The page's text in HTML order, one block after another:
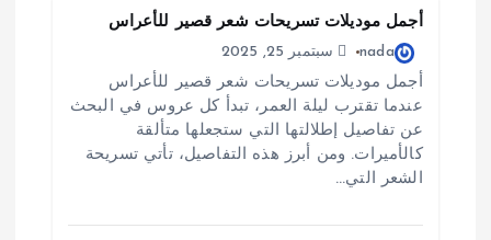
ت أجمل موديلات تسريحات شعر قصير للأعراس
nada
سبتمبر 25, 2025
أجمل موديلات تسريحات شعر قصير للأعراس
عندما تقترب ليلة العمر، تبدأ كل عروس في البحث
عن تفاصيل إطلالتها التي ستجعلها متألقة
كالأميرات. ومن أبرز هذه التفاصيل، تأتي تسريحة
الشعر التي…